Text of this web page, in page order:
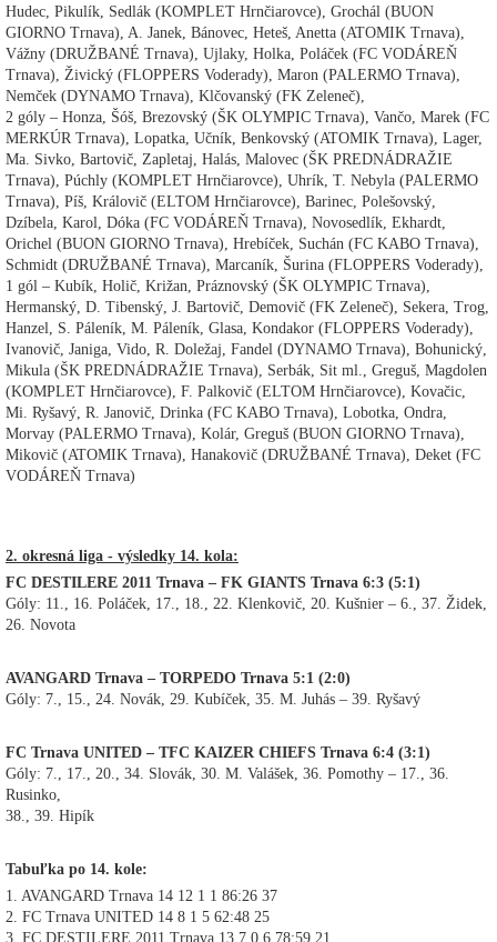
Hudec, Pikulík, Sedlák (KOMPLET Hrnčiarovce), Grochál (BUON
GIORNO Trnava), A. Janek, Bánovec, Heteš, Anetta (ATOMIK Trnava),
Vážny (DRUŽBANÉ Trnava), Ujlaky, Holka, Poláček (FC VODÁREŇ
Trnava), Živický (FLOPPERS Voderady), Maron (PALERMO Trnava),
Nemček (DYNAMO Trnava), Klčovanský (FK Zeleneč),
2 góly – Honza, Šóš, Brezovský (ŠK OLYMPIC Trnava), Vančo, Marek (FC
MERKÚR Trnava), Lopatka, Učník, Benkovský (ATOMIK Trnava), Lager,
Ma. Sivko, Bartovič, Zapletaj, Halás, Malovec (ŠK PREDNÁDRAŽIE
Trnava), Púchly (KOMPLET Hrnčiarovce), Uhrík, T. Nebyla (PALERMO
Trnava), Píš, Královič (ELTOM Hrnčiarovce), Barinec, Polešovský,
Dzíbela, Karol, Dóka (FC VODÁREŇ Trnava), Novosedlík, Ekhardt,
Orichel (BUON GIORNO Trnava), Hrebíček, Suchán (FC KABO Trnava),
Schmidt (DRUŽBANÉ Trnava), Marcaník, Šurina (FLOPPERS Voderady),
1 gól – Kubík, Holič, Križan, Práznovský (ŠK OLYMPIC Trnava),
Hermanský, D. Tibenský, J. Bartovič, Demovič (FK Zeleneč), Sekera, Trog,
Hanzel, S. Páleník, M. Páleník, Glasa, Kondakor (FLOPPERS Voderady),
Ivanovič, Janiga, Vido, R. Doležaj, Fandel (DYNAMO Trnava), Bohunický,
Mikula (ŠK PREDNÁDRAŽIE Trnava), Serbák, Sit ml., Greguš, Magdolen
(KOMPLET Hrnčiarovce), F. Palkovič (ELTOM Hrnčiarovce), Kovačic,
Mi. Ryšavý, R. Janovič, Drinka (FC KABO Trnava), Lobotka, Ondra,
Morvay (PALERMO Trnava), Kolár, Greguš (BUON GIORNO Trnava),
Mikovič (ATOMIK Trnava), Hanakovič (DRUŽBANÉ Trnava), Deket (FC
VODÁREŇ Trnava)
2. okresná liga - výsledky 14. kola:
FC DESTILERE 2011 Trnava – FK GIANTS Trnava 6:3 (5:1)
Góly: 11., 16. Poláček, 17., 18., 22. Klenkovič, 20. Kušnier – 6., 37. Židek,
26. Novota
AVANGARD Trnava – TORPEDO Trnava 5:1 (2:0)
Góly: 7., 15., 24. Novák, 29. Kubíček, 35. M. Juhás – 39. Ryšavý
FC Trnava UNITED – TFC KAIZER CHIEFS Trnava 6:4 (3:1)
Góly: 7., 17., 20., 34. Slovák, 30. M. Valášek, 36. Pomothy – 17., 36.
Rusinko,
38., 39. Hipík
Tabuľka po 14. kole:
1. AVANGARD Trnava 14 12 1 1 86:26 37
2. FC Trnava UNITED 14 8 1 5 62:48 25
3. FC DESTILERE 2011 Trnava 13 7 0 6 78:59 21